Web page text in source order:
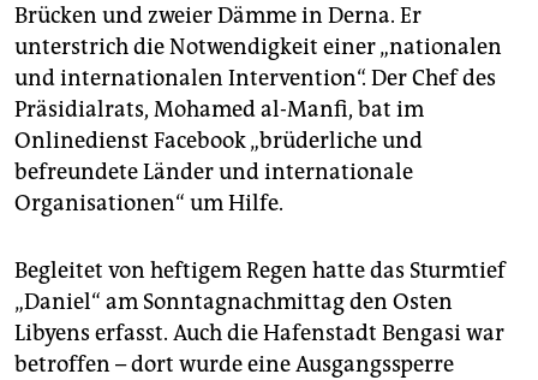
Brücken und zweier Dämme in Derna. Er
unterstrich die Notwendigkeit einer „nationalen
und internationalen Intervention“. Der Chef des
Präsidialrats, Mohamed al-Manfi, bat im
Onlinedienst Facebook „brüderliche und
befreundete Länder und internationale
Organisationen“ um Hilfe.
Begleitet von heftigem Regen hatte das Sturmtief
„Daniel“ am Sonntagnachmittag den Osten
Libyens erfasst. Auch die Hafenstadt Bengasi war
betroffen – dort wurde eine Ausgangssperre